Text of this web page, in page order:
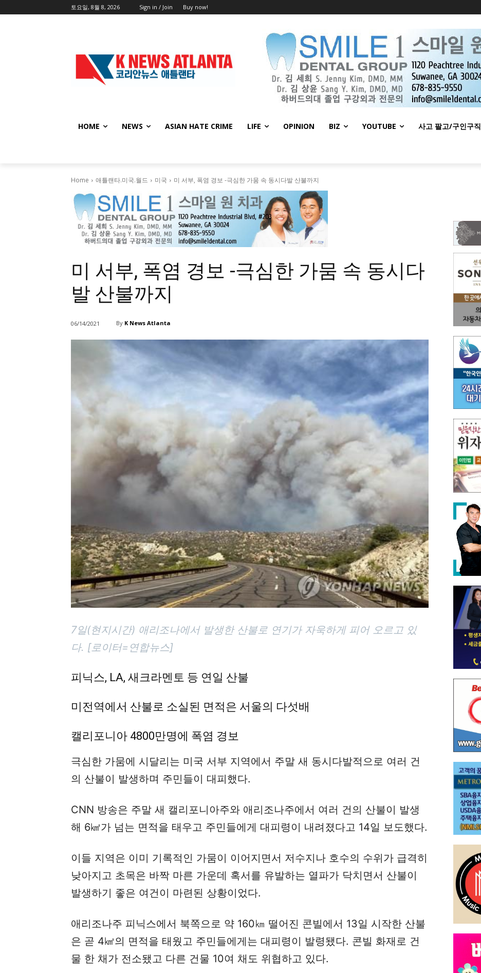
토요일, 8월 8, 2026 Sign in / Join Buy now!
HOME NEWS ASIAN HATE CRIME LIFE OPINION BIZ YOUTUBE 사고 팔고/구인구직
Home 애틀랜타.미국.월드 미국 미 서부, 폭염 경보 -극심한 가뭄 속 동시다발 산불까지
미 서부, 폭염 경보 -극심한 가뭄 속 동시다
발 산불까지
06/14/2021 By K News Atlanta
7일(현지시간) 애리조나에서 발생한 산불로 연기가 자욱하게 피어 오르고 있
다. [로이터=연합뉴스]
피닉스, LA, 새크라멘토 등 연일 산불
미전역에서 산불로 소실된 면적은 서울의 다섯배
캘리포니아 4800만명에 폭염 경보
극심한 가뭄에 시달리는 미국 서부 지역에서 주말 새 동시다발적으로 여러 건
의 산불이 발생하며 주민들이 대피했다.
CNN 방송은 주말 새 캘리포니아주와 애리조나주에서 여러 건의 산불이 발생
해 6㎢가 넘는 면적을 태우고 주민들에게 대피령이 내려졌다고 14일 보도했다.
이들 지역은 이미 기록적인 가뭄이 이어지면서 저수지나 호수의 수위가 급격히
낮아지고 초목은 바짝 마른 가운데 혹서를 유발하는 열파가 닥치면서 산불이
발생하기 좋은 여건이 마련된 상황이었다.
애리조나주 피닉스에서 북쪽으로 약 160㎞ 떨어진 콘빌에서 13일 시작한 산불
은 곧 4㎢의 면적을 태웠고 주민들에게는 대피령이 발령됐다. 콘빌 화재로 건
물 한 채가 전소됐고 다른 건물 10여 채도 위협하고 있다.